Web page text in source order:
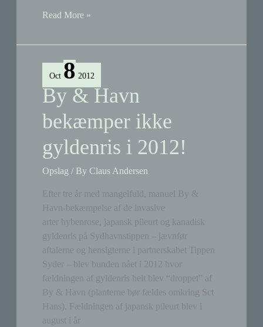
Oprensning
Lorterenden
Gåsebækrenden
Read More »
Oct 8 2012
By & Havn
bekæmper ikke
gyldenris i 2012!
Opslag / ByClaus Andersen
Efter tre år med mangelfuld, manuel By &
Havn-bekæmpelse af de invasive
arter hybenrose, japansk pileurt og kanadisk
gyldenris på Sydhavnstippen – jævnfør
aftalerne og hensigterne i partnerskabet Tippen
Syder – blev bunden nået i 2012 hvor
fældningen af gyldenris helt blev “droppet” af
By & Havn (planterne bør fældes omkring Sct
Hans). Fældningen af japansk pileurt blev i
august i år